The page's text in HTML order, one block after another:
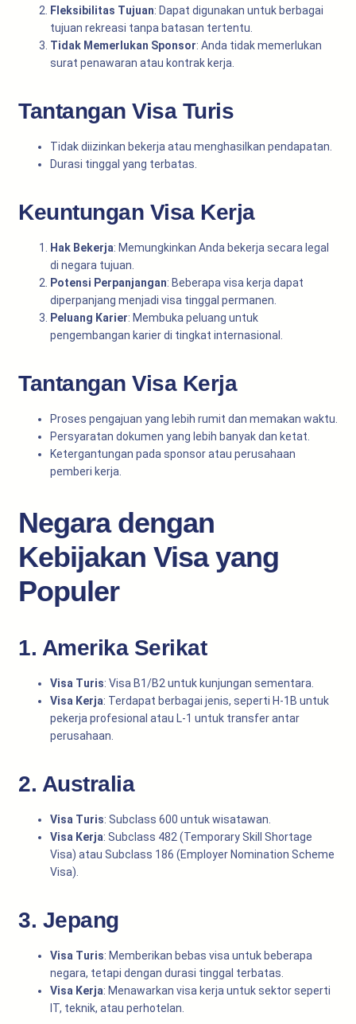
Fleksibilitas Tujuan: Dapat digunakan untuk berbagai
tujuan rekreasi tanpa batasan tertentu.
Tidak Memerlukan Sponsor: Anda tidak memerlukan
surat penawaran atau kontrak kerja.
Tantangan Visa Turis
Tidak diizinkan bekerja atau menghasilkan pendapatan.
Durasi tinggal yang terbatas.
Keuntungan Visa Kerja
Hak Bekerja: Memungkinkan Anda bekerja secara legal
di negara tujuan.
Potensi Perpanjangan: Beberapa visa kerja dapat
diperpanjang menjadi visa tinggal permanen.
Peluang Karier: Membuka peluang untuk
pengembangan karier di tingkat internasional.
Tantangan Visa Kerja
Proses pengajuan yang lebih rumit dan memakan waktu.
Persyaratan dokumen yang lebih banyak dan ketat.
Ketergantungan pada sponsor atau perusahaan
pemberi kerja.
Negara dengan
Kebijakan Visa yang
Populer
1. Amerika Serikat
Visa Turis: Visa B1/B2 untuk kunjungan sementara.
Visa Kerja: Terdapat berbagai jenis, seperti H-1B untuk
pekerja profesional atau L-1 untuk transfer antar
perusahaan.
2. Australia
Visa Turis: Subclass 600 untuk wisatawan.
Visa Kerja: Subclass 482 (Temporary Skill Shortage
Visa) atau Subclass 186 (Employer Nomination Scheme
Visa).
3. Jepang
Visa Turis: Memberikan bebas visa untuk beberapa
negara, tetapi dengan durasi tinggal terbatas.
Visa Kerja: Menawarkan visa kerja untuk sektor seperti
IT, teknik, atau perhotelan.